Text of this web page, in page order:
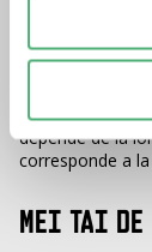
El Mei Tai (o
y portabebés.
el confort de un
tienen un panel
depende de la
corresponde a
MEI TAI DE